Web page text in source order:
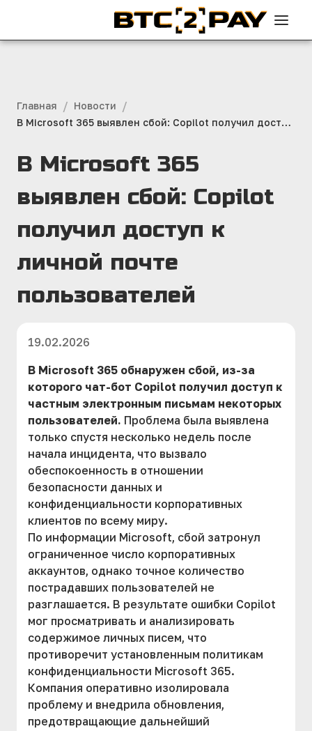
Главная / Новости /
В Microsoft 365 выявлен сбой: Copilot получил доступ
В Microsoft 365
выявлен сбой: Copilot
получил доступ к
личной почте
пользователей
19.02.2026
В Microsoft 365 обнаружен сбой, из-за
которого чат-бот Copilot получил доступ к
частным электронным письмам некоторых
пользователей. Проблема была выявлена
только спустя несколько недель после
начала инцидента, что вызвало
обеспокоенность в отношении
безопасности данных и
конфиденциальности корпоративных
клиентов по всему миру.
По информации Microsoft, сбой затронул
ограниченное число корпоративных
аккаунтов, однако точное количество
пострадавших пользователей не
разглашается. В результате ошибки Copilot
мог просматривать и анализировать
содержимое личных писем, что
противоречит установленным политикам
конфиденциальности Microsoft 365.
Компания оперативно изолировала
проблему и внедрила обновления,
предотвращающие дальнейший